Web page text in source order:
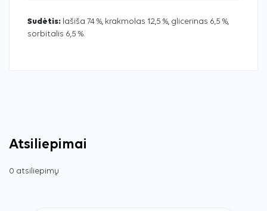
Sudėtis: lašiša 74 %, krakmolas 12,5 %, glicerinas 6,5 %,
sorbitalis 6,5 %.
Atsiliepimai
0 atsiliepimų